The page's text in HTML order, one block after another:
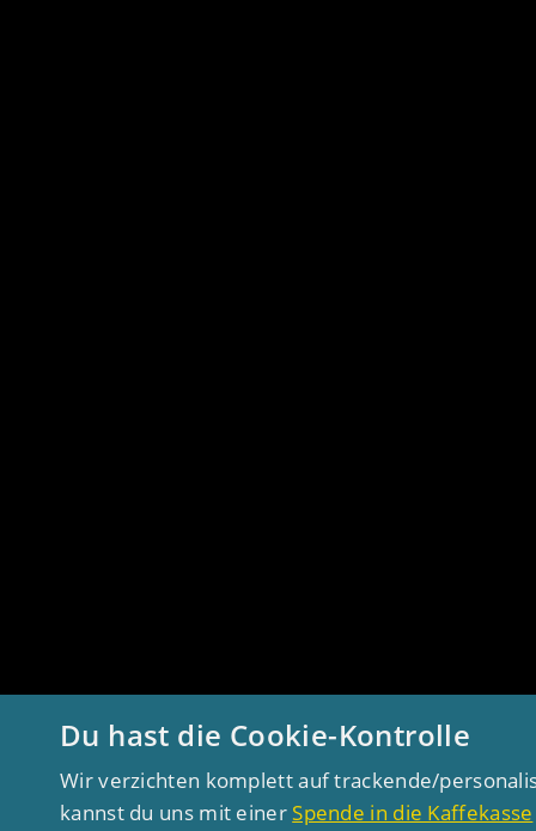
Du hast die Cookie-Kontrolle
Wir verzichten komplett auf trackende/
kannst du uns mit einer Spende in die Kaffekasse